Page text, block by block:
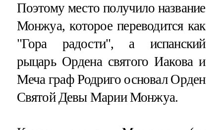
Поэтому место получило название
Монжуа, которое переводится как
"Гора радости", а испанский
рыцарь Ордена святого Иакова и
Меча граф Родриго основал Орден
Святой Девы Марии Монжуа.